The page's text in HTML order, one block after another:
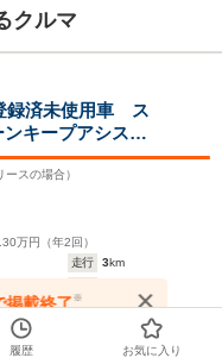
1.62m
全幅
1.7m
全長
4m
ホイールベース
17.4～28.0km/L
└市街地:13.4～
17.4～
└市街地
クルマ
録済未使用車 ス
キープアシス
コン シートヒー
イパーデアイサ
ースの場合）
万円（年2 回）
走行 3km
整備
法定整備付
山市
掲載終了※
ください
履歴 お気に入り